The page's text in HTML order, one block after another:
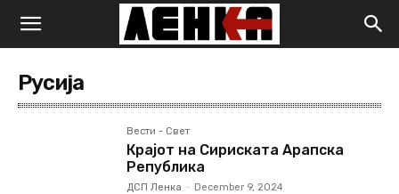
Русија
Вести - Свет
Крајот на Сириската Арапска
Република
ДСП Ленка - December 9, 2024